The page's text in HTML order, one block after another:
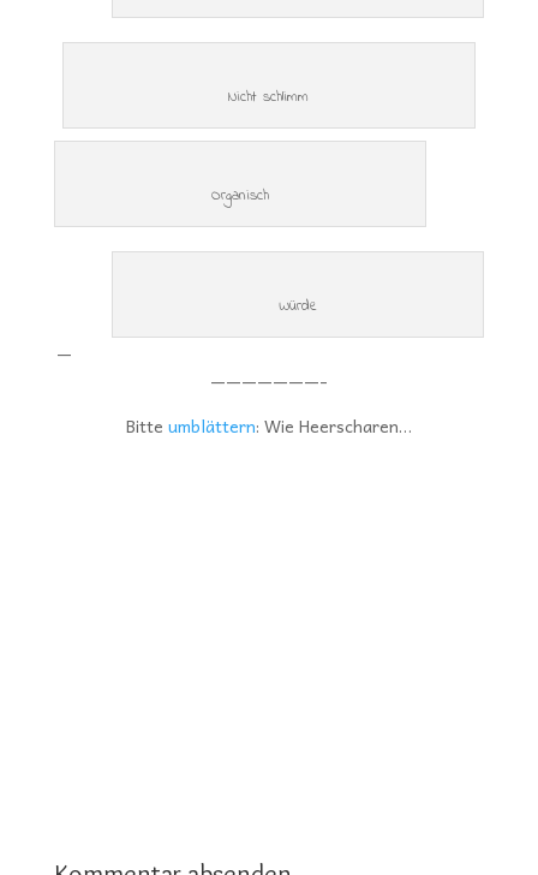
Nicht schlimm
Organisch
Würde
—
———————-
Bitte umblättern: Wie Heerscharen…